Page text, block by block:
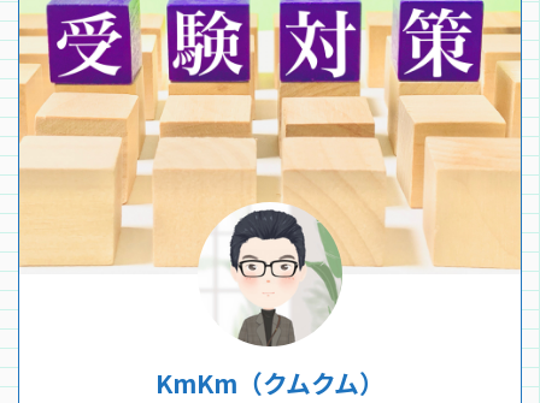
KmKm（クムクム）